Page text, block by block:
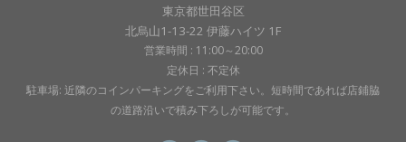
東京都世田谷区
北烏山1-13-22 伊藤ハイツ 1F
営業時間 : 11:00～20:00
定休日 : 不定休
駐車場: 近隣のコインパーキングをご利用下さい。短時間であれば店鋪脇
の道路沿いで積み下ろしが可能です。